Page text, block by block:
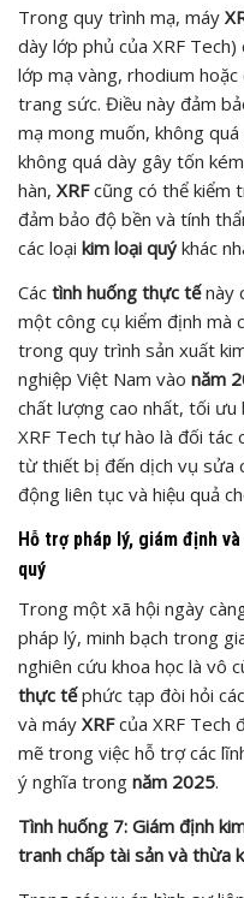
Trong quy trình mạ, máy
dày lớp phủ của XRF
lớp mạ vàng, rhodium
trang sức. Điều này đảm
mạ mong muốn, không
không quá dày gây tốn
hàn, XRFcũng có thể kiểm
đảm bảo độ bền và tính
các loại kim loại quý khác
Các tình huống thực tếnày
một công cụ kiểm định mà
trong quy trình sản xuất
nghiệp Việt Nam vào năm
chất lượng cao nhất, tối ưu
XRF Tech tự hào là đối tác
từ thiết bị đến dịch vụ sửa
động liên tục và hiệu quả
Hỗ trợ pháp lý, giám định
quý
Trong một xã hội ngày
pháp lý, minh bạch trong
nghiên cứu khoa học là vô
thực tếphức tạp đòi hỏi
và máy XRFcủa XRF Tech
mẽ trong việc hỗ trợ các
ý nghĩa trong năm 2025.
Tình huống 7: Giám định
tranh chấp tài sản và thừa